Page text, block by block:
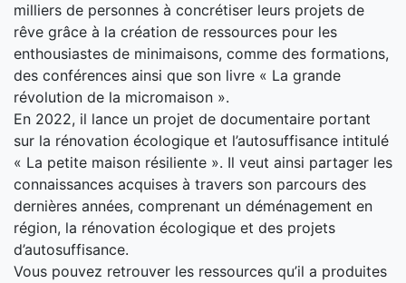
milliers de personnes à concrétiser leurs projets de
rêve grâce à la création de ressources pour les
enthousiastes de minimaisons, comme des formations,
des conférences ainsi que son livre « La grande
révolution de la micromaison ».
En 2022, il lance un projet de documentaire portant
sur la rénovation écologique et l’autosuffisance intitulé
« La petite maison résiliente ». Il veut ainsi partager les
connaissances acquises à travers son parcours des
dernières années, comprenant un déménagement en
région, la rénovation écologique et des projets
d’autosuffisance.
Vous pouvez retrouver les ressources qu’il a produites